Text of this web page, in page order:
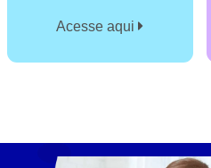
Acesse aqui